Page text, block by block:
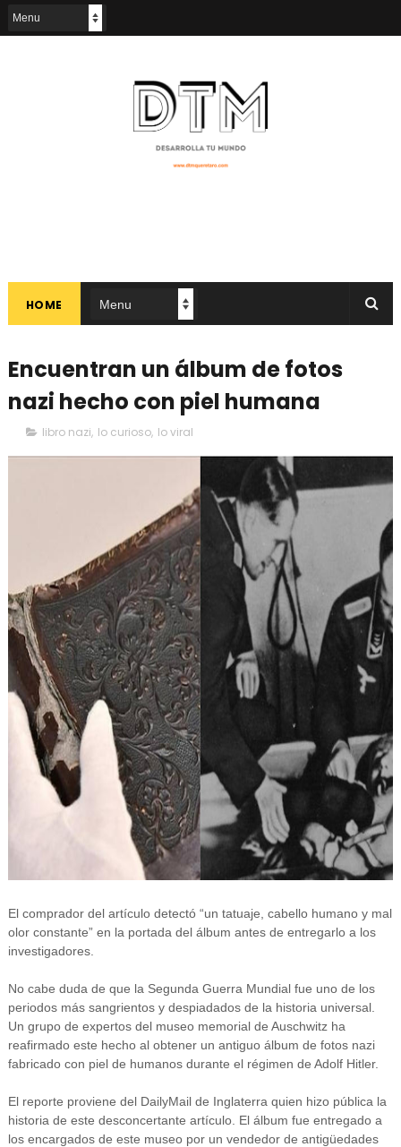
HOME
Encuentran un álbum de fotos
nazi hecho con piel humana
libro nazi, lo curioso, lo viral
El comprador del artículo detectó “un tatuaje, cabello humano y mal
olor constante” en la portada del álbum antes de entregarlo a los
investigadores.
No cabe duda de que la Segunda Guerra Mundial fue uno de los
periodos más sangrientos y despiadados de la historia universal.
Un grupo de expertos del museo memorial de Auschwitz ha
reafirmado este hecho al obtener un antiguo álbum de fotos nazi
fabricado con piel de humanos durante el régimen de Adolf Hitler.
El reporte proviene del DailyMail de Inglaterra quien hizo pública la
historia de este desconcertante artículo. El álbum fue entregado a
los encargados de este museo por un vendedor de antigüedades